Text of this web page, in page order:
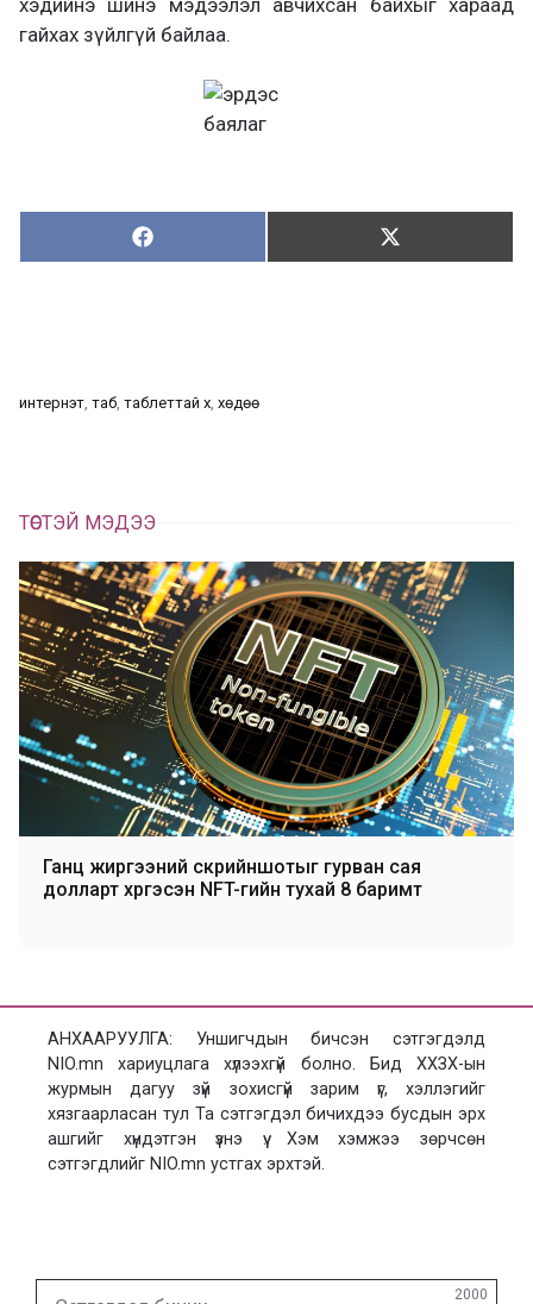
гайхах зүйлгүй байлаа.
Хуваалцах:
Х
у
х
Түгээх:
Т
ү
интернэт таб таблеттай хүү хөдөө
ТӨСТЭЙ МЭДЭЭ
Ганц жиргээний скрийншотыг гурван сая
долларт хүргэсэн NFT-гийн тухай 8 баримт
АНХААРУУЛГА: Уншигчдын бичсэн сэтгэгдэлд
NIO.mn хариуцлага хүлээхгүй болно. Бид ХХЗХ-ын
журмын дагуу зүй зохисгүй зарим үг, хэллэгийг
хязгаарласан тул Та сэтгэгдэл бичихдээ бусдын эрх
ашгийг хүндэтгэн үзнэ үү. Хэм хэмжээ зөрчсөн
сэтгэгдлийг NIO.mn устгах эрхтэй.
2000